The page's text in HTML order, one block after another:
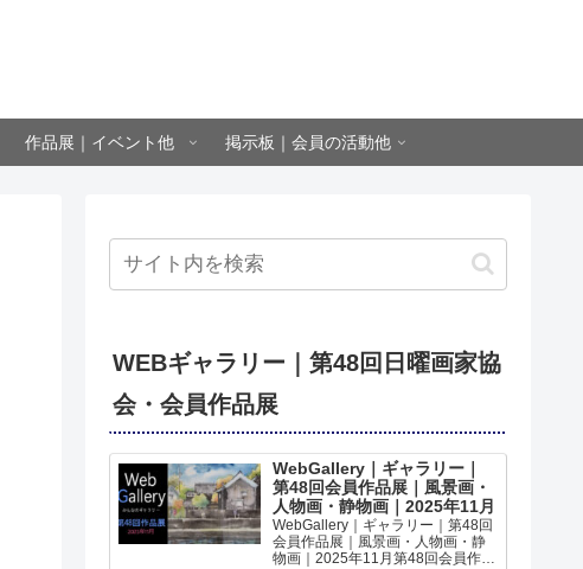
作品展｜イベント他 掲示板｜会員の活動他
WEBギャラリー｜第48回日曜画家協
会・会員作品展
WebGallery｜ギャラリー｜
第48回会員作品展｜風景画・
人物画・静物画｜2025年11月
WebGallery｜ギャラリー｜第48回
会員作品展｜風景画・人物画・静
物画｜2025年11月第48回会員作品